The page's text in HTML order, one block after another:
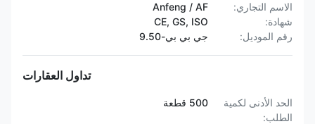
الاسم التجاري:
Anfeng / AF
شهادة:
CE, GS, ISO
رقم الموديل:
جي بي بي-9.50
تداول العقارات
الحد الأدنى لكمية
الطلب:
500 قطعة